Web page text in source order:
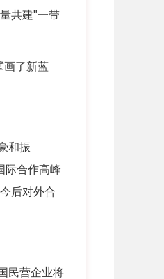
共建"一带
画了新蓝
和振
际合作高峰
后对外合
民营企业将